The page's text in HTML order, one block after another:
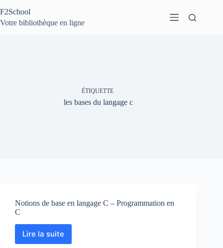
au
contenu
F2School
Votre bibliothèque en ligne
ÉTIQUETTE
les bases du langage c
Notions de base en langage C – Programmation en
C
Lire la suite
Notions